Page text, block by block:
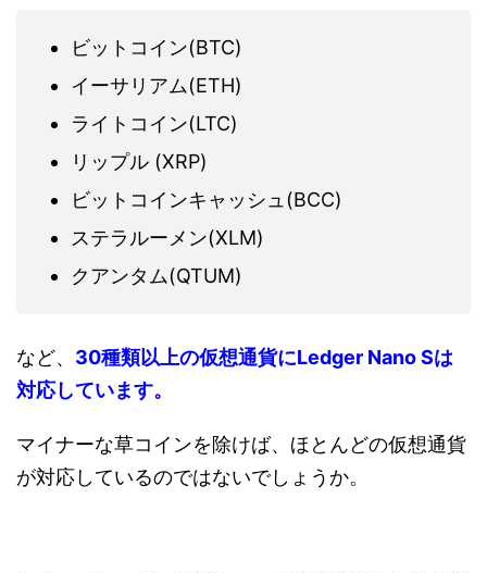
ビットコイン(BTC)
イーサリアム(ETH)
ライトコイン(LTC)
リップル (XRP)
ビットコインキャッシュ(BCC)
ステラルーメン(XLM)
クアンタム(QTUM)
など、 30種類以上の仮想通貨にLedger Nano Sは
対応しています。
マイナーな草コインを除けば、ほとんどの仮想通貨
が対応しているのではないでしょうか。